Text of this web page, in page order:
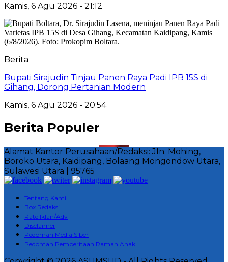
Kamis, 6 Agu 2026 - 21:12
Berita
Bupati Sirajudin Tinjau Panen Raya Padi IPB 15S di
Gihang, Dorong Pertanian Modern
Kamis, 6 Agu 2026 - 20:54
Berita Populer
Alamat Kantor Perusahaan/Redaksi: Jln. Mohing,
Boroko Utara, Kaidipang, Bolaang Mongondow Utara,
Sulawesi Utara | 95765
Tentang Kami
Box Redaksi
Rate Iklan/Adv
Disclaimer
Pedoman Media Siber
Pedoman Pemberitaan Ramah Anak